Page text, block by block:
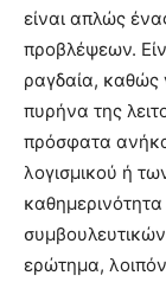
είναι απλώς
προβλέψεων.
ραγδαία, καθώς
πυρήνα της
πρόσφατα
λογισμικού ή
ερώτημα,